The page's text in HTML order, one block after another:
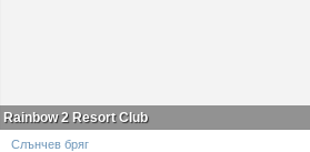
Rainbow 2 Resort Club
Слънчев бряг